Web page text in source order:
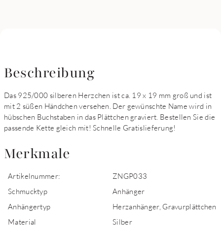
Beschreibung
Das 925/000 silberen Herzchen ist ca. 19 x 19 mm groß und ist
mit 2 süßen Händchen versehen. Der gewünschte Name wird in
hübschen Buchstaben in das Plättchen graviert. Bestellen Sie die
passende Kette gleich mit! Schnelle Gratislieferung!
Merkmale
Artikelnummer:
ZNGP033
Schmucktyp
Anhänger
Anhängertyp
Herzanhänger, Gravurplättchen
Material
Silber